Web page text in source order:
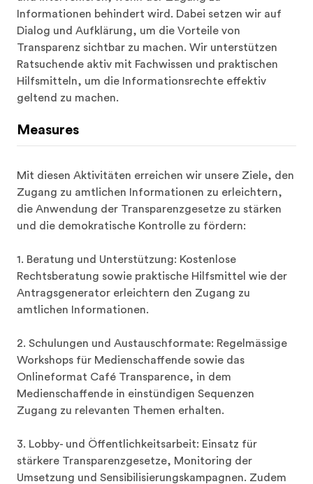
Informationen behindert wird. Dabei setzen wir auf
Dialog und Aufklärung, um die Vorteile von
Transparenz sichtbar zu machen. Wir unterstützen
Ratsuchende aktiv mit Fachwissen und praktischen
Hilfsmitteln, um die Informationsrechte effektiv
geltend zu machen.
Measures
Mit diesen Aktivitäten erreichen wir unsere Ziele, den
Zugang zu amtlichen Informationen zu erleichtern,
die Anwendung der Transparenzgesetze zu stärken
und die demokratische Kontrolle zu fördern:
1. Beratung und Unterstützung: Kostenlose
Rechtsberatung sowie praktische Hilfsmittel wie der
Antragsgenerator erleichtern den Zugang zu
amtlichen Informationen.
2. Schulungen und Austauschformate: Regelmässige
Workshops für Medienschaffende sowie das
Onlineformat Café Transparence, in dem
Medienschaffende in einstündigen Sequenzen
Zugang zu relevanten Themen erhalten.
3. Lobby- und Öffentlichkeitsarbeit: Einsatz für
stärkere Transparenzgesetze, Monitoring der
Umsetzung und Sensibilisierungskampagnen. Zudem